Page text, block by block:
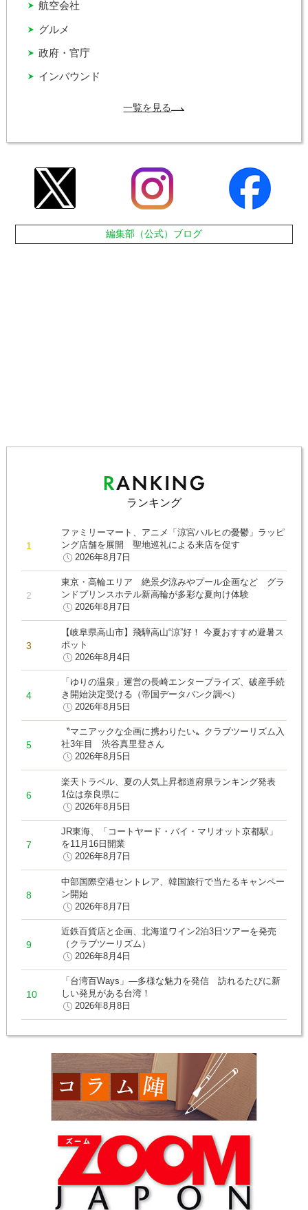
インバウンド
グルメ
政府・官庁
航空会社
一覧を見る
編集部（公式）ブログ
ランキング
ファミリーマート、アニメ「涼宮ハルヒの憂鬱」ラッピ
ング店舗を展開 聖地巡礼による来店を促す
2026年8月7日
東京・高輪エリア 絶景夕涼みやプール企画など グラ
ンドプリンスホテル新高輪が多彩な夏向け体験
2026年8月7日
【岐阜県高山市】飛騨高山“涼”好！ 今夏おすすめ避暑ス
ポット
2026年8月4日
「ゆりの温泉」運営の長崎エンタープライズ、破産手続
き開始決定受ける（帝国データバンク調べ）
2026年8月5日
〝マニアックな企画に携わりたい〟クラブツーリズム入
社3年目 渋谷真里登さん
2026年8月5日
楽天トラベル、夏の人気上昇都道府県ランキング発表
1位は奈良県に
2026年8月5日
JR東海、「コートヤード・バイ・マリオット京都駅」
を11月16日開業
2026年8月7日
中部国際空港セントレア、韓国旅行で当たるキャンペー
ン開始
2026年8月7日
近鉄百貨店と企画、北海道ワイン2泊3日ツアーを発売
（クラブツーリズム）
2026年8月4日
「台湾百Ways」―多様な魅力を発信 訪れるたびに新
しい発見がある台湾！
2026年8月8日